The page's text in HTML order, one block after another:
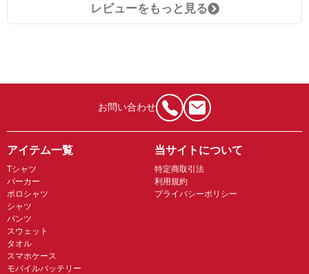
レビューをもっと見る
お問い合わせ
アイテム一覧
Tシャツ
パーカー
ポロシャツ
シャツ
パンツ
スウェット
タオル
スマホケース
モバイルバッテリー
当サイトについて
特定商取引法
利用規約
プライバシーポリシー